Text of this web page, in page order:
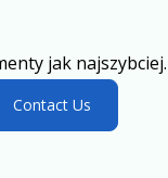
jak
Contact Us